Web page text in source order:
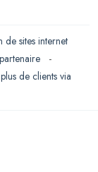
de sites internet
-
de clients via